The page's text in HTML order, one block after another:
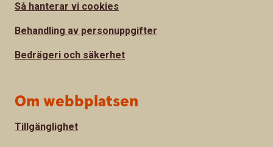
Så hanterar vi cookies
Behandling av personuppgifter
Bedrägeri och säkerhet
Om webbplatsen
Tillgänglighet